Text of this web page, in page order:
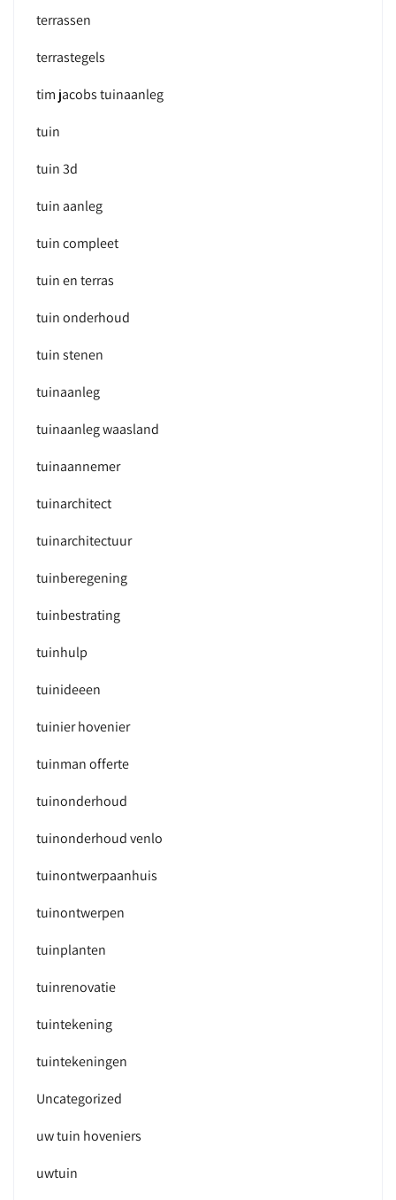
terrassen
terrastegels
tim jacobs tuinaanleg
tuin
tuin 3d
tuin aanleg
tuin compleet
tuin en terras
tuin onderhoud
tuin stenen
tuinaanleg
tuinaanleg waasland
tuinaannemer
tuinarchitect
tuinarchitectuur
tuinberegening
tuinbestrating
tuinhulp
tuinideeen
tuinier hovenier
tuinman offerte
tuinonderhoud
tuinonderhoud venlo
tuinontwerpaanhuis
tuinontwerpen
tuinplanten
tuinrenovatie
tuintekening
tuintekeningen
Uncategorized
uw tuin hoveniers
uwtuin